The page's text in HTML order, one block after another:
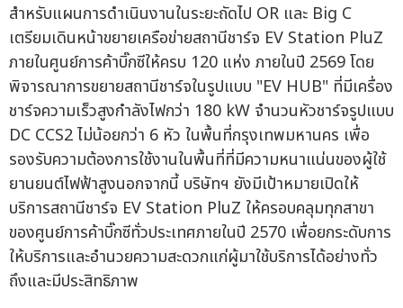
สำหรับแผนการดำเนินงานในระยะถัดไป OR และ Big C
เตรียมเดินหน้าขยายเครือข่ายสถานีชาร์จ EV Station PluZ
ภายในศูนย์การค้าบิ๊กซีให้ครบ 120 แห่ง ภายในปี 2569 โดย
พิจารณาการขยายสถานีชาร์จในรูปแบบ "EV HUB" ที่มีเครื่อง
ชาร์จความเร็วสูงกำลังไฟกว่า 180 kW จำนวนหัวชาร์จรูปแบบ
DC CCS2 ไม่น้อยกว่า 6 หัว ในพื้นที่กรุงเทพมหานคร เพื่อ
รองรับความต้องการใช้งานในพื้นที่ที่มีความหนาแน่นของผู้ใช้
ยานยนต์ไฟฟ้าสูงนอกจากนี้ บริษัทฯ ยังมีเป้าหมายเปิดให้
บริการสถานีชาร์จ EV Station PluZ ให้ครอบคลุมทุกสาขา
ของศูนย์การค้าบิ๊กซีทั่วประเทศภายในปี 2570 เพื่อยกระดับการ
ให้บริการและอำนวยความสะดวกแก่ผู้มาใช้บริการได้อย่างทั่ว
ถึงและมีประสิทธิภาพ